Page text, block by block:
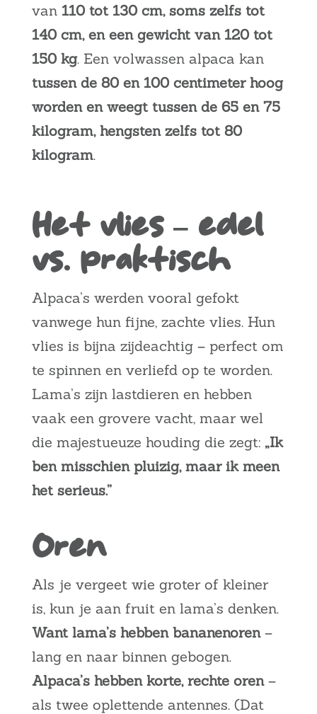
van 110 tot 130 cm, soms zelfs tot
140 cm, en een gewicht van 120 tot
150 kg. Een volwassen alpaca kan
tussen de 80 en 100 centimeter hoog
worden en weegt tussen de 65 en 75
kilogram, hengsten zelfs tot 80
kilogram.
Het vlies – edel
vs. praktisch
Alpaca’s werden vooral gefokt
vanwege hun fijne, zachte vlies. Hun
vlies is bijna zijdeachtig – perfect om
te spinnen en verliefd op te worden.
Lama’s zijn lastdieren en hebben
vaak een grovere vacht, maar wel
die majestueuze houding die zegt: „Ik
ben misschien pluizig, maar ik meen
het serieus.”
Oren
Als je vergeet wie groter of kleiner
is, kun je aan fruit en lama’s denken.
Want lama’s hebben bananenoren–
lang en naar binnen gebogen.
Alpaca’s hebben korte, rechte oren–
als twee oplettende antennes. (Dat